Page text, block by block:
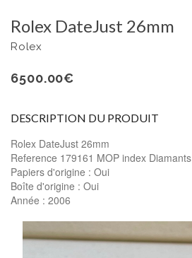
Rolex DateJust 26mm
Rolex
6500.00€
DESCRIPTION DU PRODUIT
Rolex DateJust 26mm
Reference 179161 MOP index Diamants
Papiers d'origine : Oui
Boîte d'origine : Oui
Année : 2006